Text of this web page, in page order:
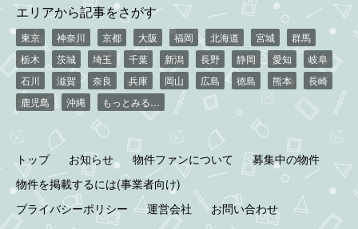
エリアから記事をさがす
東京 神奈川 京都 大阪 福岡 北海道 宮城
群馬
栃木
茨城 埼玉 千葉 新潟 長野 静岡 愛知
岐阜
石川
滋賀 奈良 兵庫 岡山 広島 徳島 熊本
長崎
鹿児島
沖縄 もっとみる…
トップ お知らせ 物件ファンについて
募集中の物件
物件を掲載するには(事業者向け)
プライバシーポリシー
運営会社 お問い合わせ